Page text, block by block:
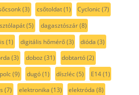
(3) csőtoldat(1) Cyclonic(7)
(5) dagasztószár(8)
(1) digitális hőmérő(3) dióda (3)
(3) doboz (31) dobtartó(2)
(9) dugó(1) díszléc(5) E14(1)
(7) elektronika (13) elektróda (8)